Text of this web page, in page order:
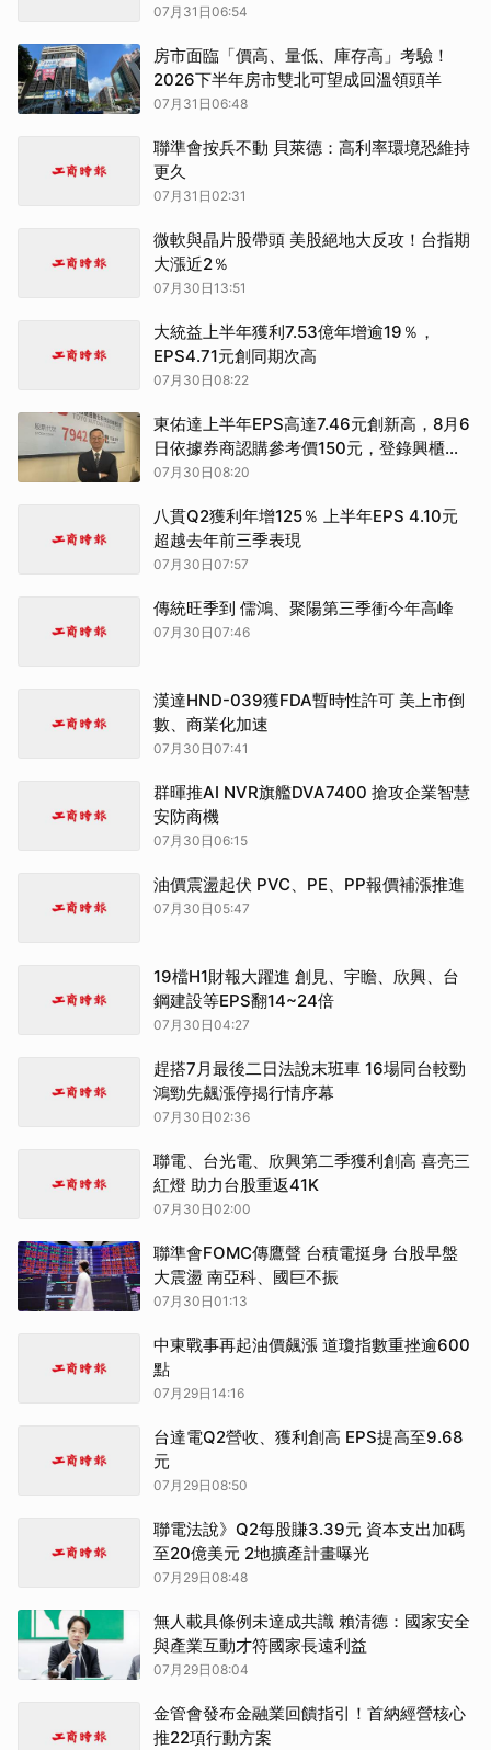
07月31日06:54
房市面臨「價高、量低、庫存高」考驗！
2026下半年房市雙北可望成回溫領頭羊
07月31日06:48
聯準會按兵不動 貝萊德：高利率環境恐維持
更久
07月31日02:31
微軟與晶片股帶頭 美股絕地大反攻！台指期
大漲近2％
07月30日13:51
大統益上半年獲利7.53億年增逾19％，
EPS4.71元創同期次高
07月30日08:22
東佑達上半年EPS高達7.46元創新高，8月6
日依據券商認購參考價150元，登錄興櫃交
易
07月30日08:20
八貫Q2獲利年增125％ 上半年EPS 4.10元
超越去年前三季表現
07月30日07:57
傳統旺季到 儒鴻、聚陽第三季衝今年高峰
07月30日07:46
漢達HND-039獲FDA暫時性許可 美上市倒
數、商業化加速
07月30日07:41
群暉推AI NVR旗艦DVA7400 搶攻企業智慧
安防商機
07月30日06:15
油價震盪起伏 PVC、PE、PP報價補漲推進
07月30日05:47
19檔H1財報大躍進 創見、宇瞻、欣興、台
鋼建設等EPS翻14~24倍
07月30日04:27
趕搭7月最後二日法說末班車 16場同台較勁
鴻勁先飆漲停揭行情序幕
07月30日02:36
聯電、台光電、欣興第二季獲利創高 喜亮三
紅燈 助力台股重返41K
07月30日02:00
聯準會FOMC傳鷹聲 台積電挺身 台股早盤
大震盪 南亞科、國巨不振
07月30日01:13
中東戰事再起油價飆漲 道瓊指數重挫逾600
點
07月29日14:16
台達電Q2營收、獲利創高 EPS提高至9.68
元
07月29日08:50
聯電法說》Q2每股賺3.39元 資本支出加碼
至20億美元 2地擴產計畫曝光
07月29日08:48
無人載具條例未達成共識 賴清德：國家安全
與產業互動才符國家長遠利益
07月29日08:04
金管會發布金融業回饋指引！首納經營核心
推22項行動方案
取消